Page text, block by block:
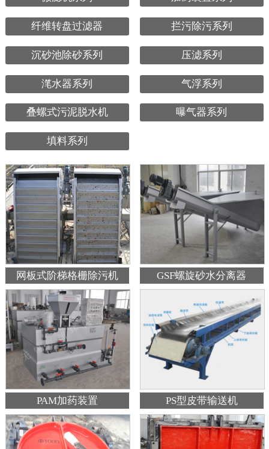
纤维转盘过滤器 拦污除污系列
沉砂池除砂系列 压滤系列
滗水器系列 气浮系列
叠螺式污泥脱水机 曝气器系列
填料系列
网板式阶梯格栅除污机 GSF螺旋砂水分离器
PAM加药装置 PS型皮带输送机